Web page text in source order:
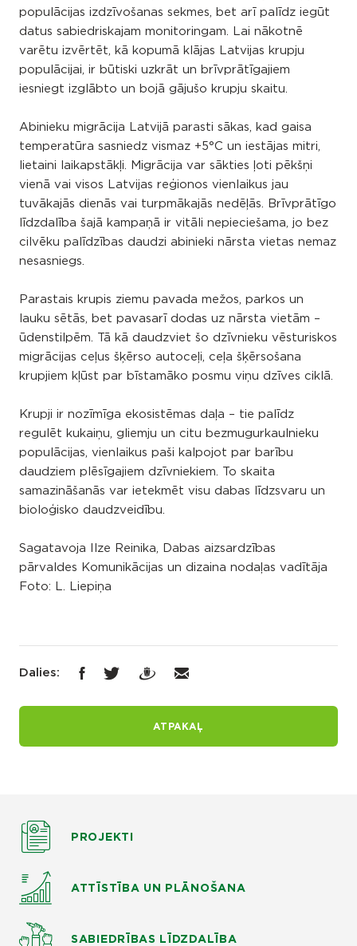
populācijas izdzīvošanas sekmes, bet arī palīdz iegūt
datus sabiedriskajam monitoringam. Lai nākotnē
varētu izvērtēt, kā kopumā klājas Latvijas krupju
populācijai, ir būtiski uzkrāt un brīvprātīgajiem
iesniegt izglābto un bojā gājušo krupju skaitu.
Abinieku migrācija Latvijā parasti sākas, kad gaisa
temperatūra sasniedz vismaz +5°C un iestājas mitri,
lietaini laikapstākļi. Migrācija var sākties ļoti pēkšņi
vienā vai visos Latvijas reģionos vienlaikus jau
tuvākajās dienās vai turpmākajās nedēļās. Brīvprātīgo
līdzdalība šajā kampaņā ir vitāli nepieciešama, jo bez
cilvēku palīdzības daudzi abinieki nārsta vietas nemaz
nesasniegs.
Parastais krupis ziemu pavada mežos, parkos un
lauku sētās, bet pavasarī dodas uz nārsta vietām –
ūdenstilpēm. Tā kā daudzviet šo dzīvnieku vēsturiskos
migrācijas ceļus šķērso autoceļi, ceļa šķērsošana
krupjiem kļūst par bīstamāko posmu viņu dzīves ciklā.
Krupji ir nozīmīga ekosistēmas daļa – tie palīdz
regulēt kukaiņu, gliemju un citu bezmugurkaulnieku
populācijas, vienlaikus paši kalpojot par barību
daudziem plēsīgajiem dzīvniekiem. To skaita
samazināšanās var ietekmēt visu dabas līdzsvaru un
bioloģisko daudzveidību.
Sagatavoja Ilze Reinika, Dabas aizsardzības
pārvaldes Komunikācijas un dizaina nodaļas vadītāja
Foto: L. Liepiņa
Dalies:
ATPAKAĻ
PROJEKTI
ATTĪSTĪBA UN PLĀNOŠANA
SABIEDRĪBAS LĪDZDALĪBA